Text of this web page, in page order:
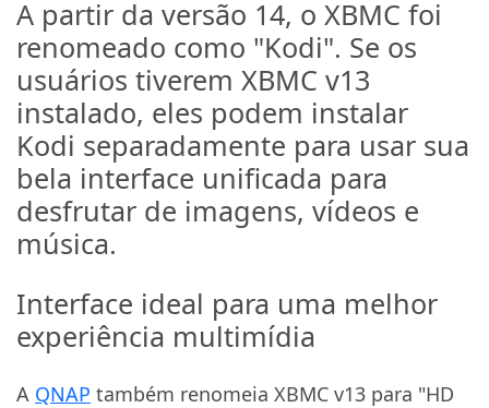
A partir da versão 14, o XBMC foi
renomeado como "Kodi". Se os
usuários tiverem XBMC v13
instalado, eles podem instalar
Kodi separadamente para usar sua
bela interface unificada para
desfrutar de imagens, vídeos e
música.
Interface ideal para uma melhor
experiência multimídia
A QNAP também renomeia XBMC v13 para "HD